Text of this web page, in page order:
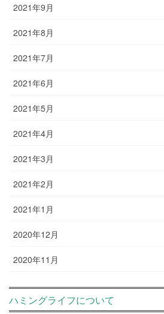
2021年9月
2021年8月
2021年7月
2021年6月
2021年5月
2021年4月
2021年3月
2021年2月
2021年1月
2020年12月
2020年11月
ハミングライフについて